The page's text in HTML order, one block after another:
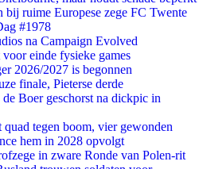
bij ruime Europese zege FC Twente
#1978
na Campaign Evolved
einde fysieke games
2026/2027 is begonnen
finale, Pieterse derde
Boer geschorst na dickpic in
tegen boom, vier gewonden
hem in 2028 opvolgt
in zware Ronde van Polen-rit